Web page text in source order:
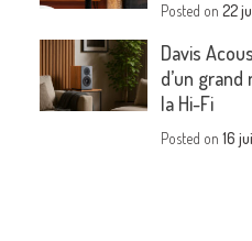
Posted on22
Davis
d’un
la Hi-Fi
Posted on16